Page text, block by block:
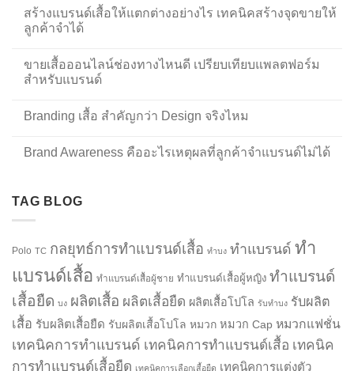
สร้างแบรนด์เสื้อให้แตกต่างอย่างไร เทคนิคสร้างจุดขายให้
ลูกค้าจำได้
ขายเสื้อออนไลน์ช่องทางไหนดี เปรียบเทียบแพลตฟอร์ม
สำหรับแบรนด์
Branding เสื้อ สำคัญกว่า Design จริงไหม
Brand Awareness คืออะไรเหตุผลที่ลูกค้าจำแบรนด์ไม่ได้
TAG BLOG
Polo TC กลยุทธ์การทำแบรนด์เสื้อ ทำบง ทำแบรนด์ ทำ
แบรนด์เสื้อ ทำแบรนด์เสื้อผู้ชาย ทำแบรนด์เสื้อผู้หญิง ทำแบรนด์
เสื้อยืด บง ผลิตเสื้อ ผลิตเสื้อยืด ผลิตเสื้อโปโล รับทำบง รับผลิต
เสื้อ รับผลิตเสื้อยืด รับผลิตเสื้อโปโล หมวก หมวก Cap หมวกแฟชั่น
เทคนิคการทำแบรนด์ เทคนิคการทำแบรนด์เสื้อ เทคนิค
การทำแบรนด์เสื้อยืด เทคนิคการเลือกเสื้อยืด เทคนิคการแต่งตัว